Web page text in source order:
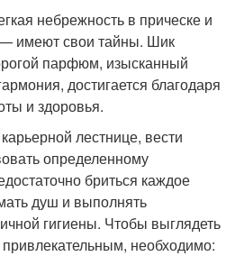
небрежность в прическе и
— имеют свои тайны. Шик
парфюм, изысканный
достигается благодаря
и здоровья.
лестнице, вести
определенному
бриться каждое
душ и выполнять
гигиены. Чтобы выглядеть
необходимо: